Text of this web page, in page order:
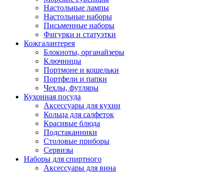
Настольные лампы
Настольные наборы
Письменные наборы
Фигурки и статуэтки
Кожгалантерея
Блокноты, органайзеры
Ключницы
Портмоне и кошельки
Портфели и папки
Чехлы, футляры
Кухонная посуда
Аксессуары для кухни
Кольца для салфеток
Красивые блюда
Подстаканники
Столовые приборы
Cервизы
Наборы для спиртного
Аксессуары для вина